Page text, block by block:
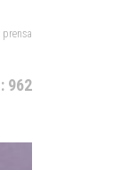
962